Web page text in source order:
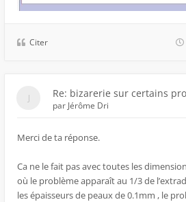
Citer
Re: bizarerie sur certains
par Jérôme Dri
Merci de ta réponse.
Ca ne le fait pas avec toutes les
où le problème apparaît au 1/3 de
les épaisseurs de peaux de 0.1mm , le